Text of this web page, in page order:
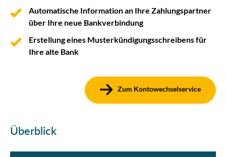
Automatische Information an Ihre Zahlungspartner
über Ihre neue Bankverbindung
Erstellung eines Musterkündigungsschreibens für
Ihre alte Bank
Zum Kontowechselservice
Überblick